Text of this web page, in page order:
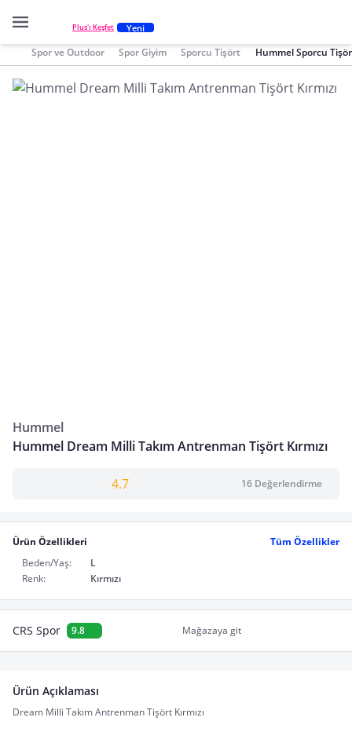
Plus'ı Keşfet Yeni
Spor ve Outdoor Spor Giyim Sporcu Tişört Hummel Sporcu
Hummel
Hummel Dream Milli Takım Antrenman Tişört Kırmızı
4.7 16 Değerlendirme
Ürün Özellikleri
Tüm Özellikler
Beden/Yaş:
L
Renk:
Kırmızı
CRS Spor 9.8 Mağazaya git
Ürün Açıklaması
Dream Milli Takım Antrenman Tişört Kırmızı